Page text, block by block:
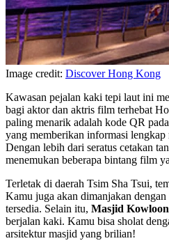
Image credit: Discover Hong Kong
Kawasan pejalan kaki tepi laut ini
bagi aktor dan aktris film terhebat
paling menarik adalah kode QR
yang memberikan informasi
Dengan lebih dari seratus cetakan
menemukan beberapa bintang film
Terletak di daerah Tsim Sha Tsui,
Kamu juga akan dimanjakan
tersedia. Selain itu, Masjid Kowloon
berjalan kaki. Kamu bisa sholat
arsitektur masjid yang brilian!